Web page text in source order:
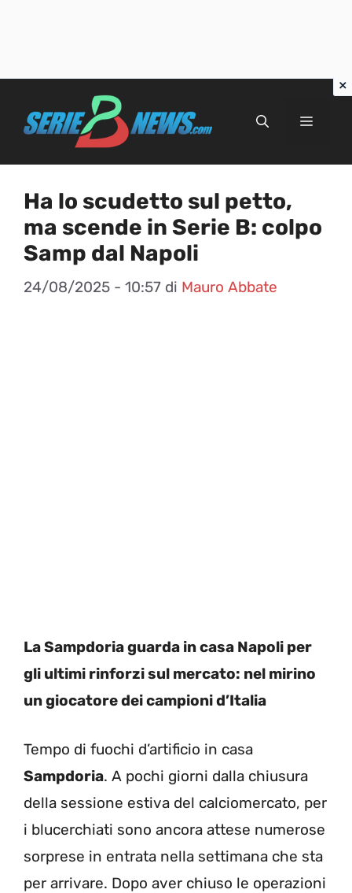
Menu
Ha lo scudetto sul petto,
ma scende in Serie B: colpo
Samp dal Napoli
24/08/2025 - 10:57 di Mauro Abbate
La Sampdoria guarda in casa Napoli per
gli ultimi rinforzi sul mercato: nel mirino
un giocatore dei campioni d’Italia
Tempo di fuochi d’artificio in casa
Sampdoria. A pochi giorni dalla chiusura
della sessione estiva del calciomercato, per
i blucerchiati sono ancora attese numerose
sorprese in entrata nella settimana che sta
per arrivare. Dopo aver chiuso le operazioni